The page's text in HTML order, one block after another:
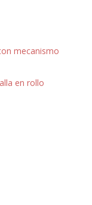
mecanismo
en rollo